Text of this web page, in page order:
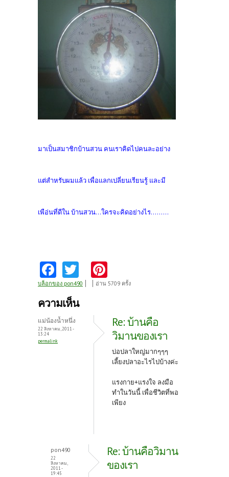
มาเป็นสมาชิกบ้านสวน คนเราคิดไปคนละอย่าง
แต่สำหรับผมแล้ว เพื่อแลกเปลี่ยนเรียนรู้ และมี
เพือ่นที่ดีใน บ้านสวน...ใครจะคิดอย่างไร.........
Fa
ce
b
o
o
k
w
itt
nt
es
t
บล็อกของ pon490 อ่าน 5709 ครั้ง
ความเห็น
แม่น้องน้ำหนึ่ง
22 สิงหาคม, 2011 -
13:24
permalink
Re: บ้านคือ
วิมานของเรา
บ่อปลาใหญ่มากๆๆๆ
เลี้ยงปลาอะไรไปบ้างค่ะ
แรงกาย+แรงใจ ลงมือ
ทำในวันนี้ เพื่อชีวิตที่พอ
เพียง
pon490
22
สิงหาคม,
2011 -
19:45
Re: บ้านคือวิมาน
ของเรา